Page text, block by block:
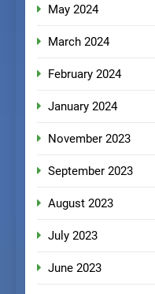
May 2024
March 2024
February 2024
January 2024
November 2023
September 2023
August 2023
July 2023
June 2023